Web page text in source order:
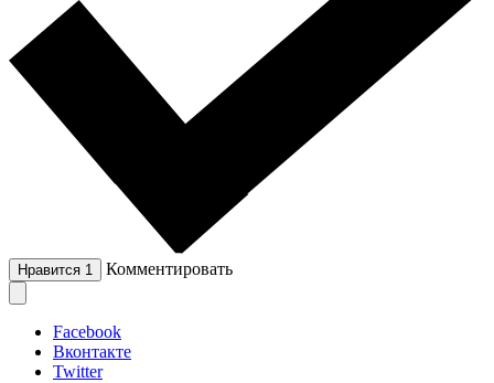
Нравится 1 Комментировать
Facebook
Вконтакте
Twitter